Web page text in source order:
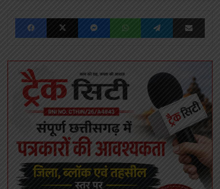
FacebookX MessengerWhatsAppTelegram Share via Email